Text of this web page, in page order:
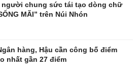
Ảnh
người chung sức tái tạo dòng chữ
MÃI” trên Núi Nhón
hàng, Hậu cần công bố điểm
nhất gần 27 điểm